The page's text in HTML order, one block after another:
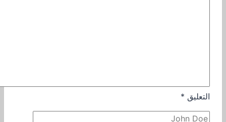
التعليق *